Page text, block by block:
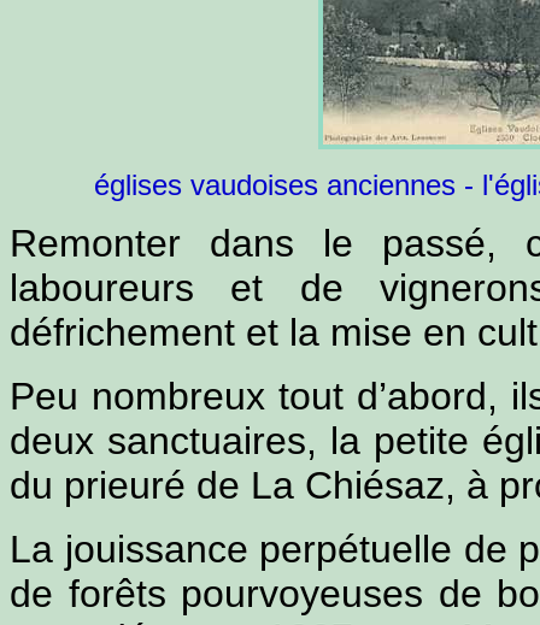
églises vaudoises anciennes -
Remonter dans le passé,
laboureurs et de
défrichement et la mise en
Peu nombreux tout d’abord,
deux sanctuaires, la petite
du prieuré de La Chiésaz, à
La jouissance perpétuelle de
de forêts pourvoyeuses de